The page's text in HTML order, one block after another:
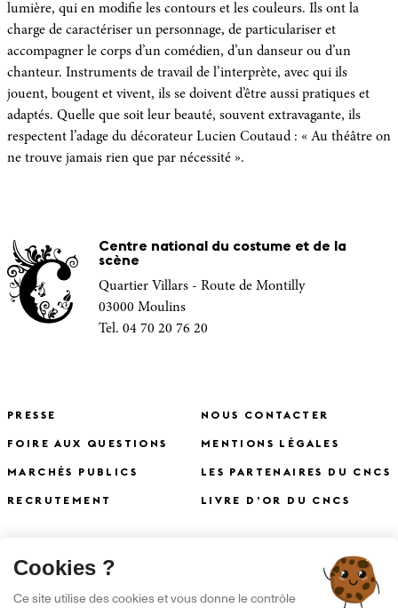
lumière, qui en modifie les contours et les couleurs. Ils ont la
charge de caractériser un personnage, de particulariser et
accompagner le corps d’un comédien, d’un danseur ou d’un
chanteur. Instruments de travail de l’interprète, avec qui ils
jouent, bougent et vivent, ils se doivent d’être aussi pratiques et
adaptés. Quelle que soit leur beauté, souvent extravagante, ils
respectent l’adage du décorateur Lucien Coutaud : « Au théâtre on
ne trouve jamais rien que par nécessité ».
Centre national du costume et de la
scène
Quartier Villars - Route de Montilly
03000 Moulins
Tel. 04 70 20 76 20
PRESSE
FOIRE AUX QUESTIONS
MARCHÉS PUBLICS
RECRUTEMENT
NOUS CONTACTER
MENTIONS LÉGALES
LES PARTENAIRES DU CNCS
LIVRE D’OR DU CNCS
S'INSCRIRE À LA NEWSLETTER X
Cookies ?
Ce site utilise des cookies et vous donne le contrôle